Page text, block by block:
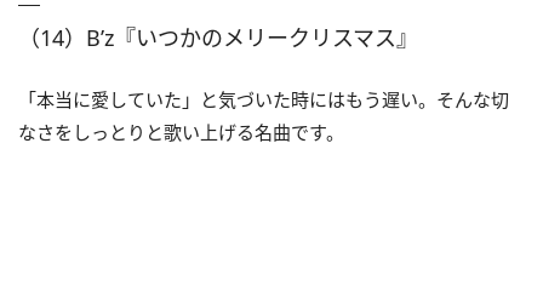
（14）B’z『いつかのメリークリスマス』
「本当に愛していた」と気づいた時にはもう遅い。そんな切
なさをしっとりと歌い上げる名曲です。